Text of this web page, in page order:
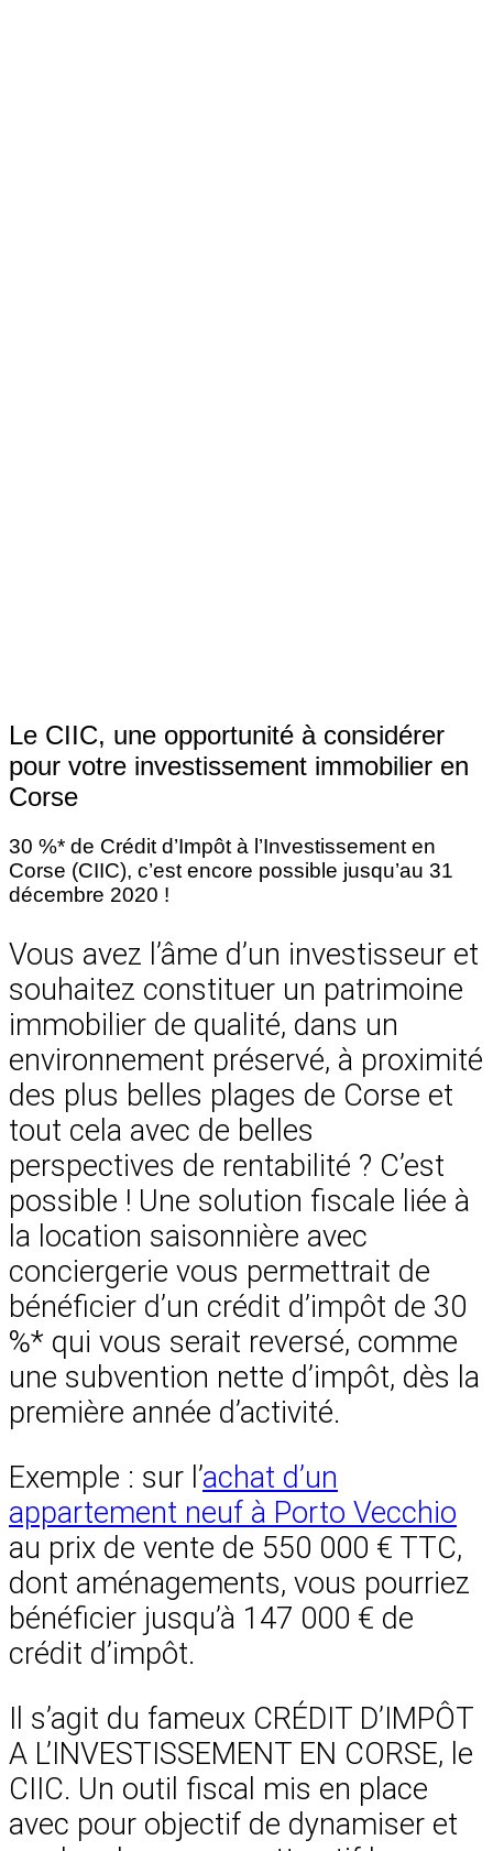
Le CIIC, une opportunité à considérer
pour votre investissement immobilier en
Corse
30 %* de Crédit d’Impôt à l’Investissement en
Corse (CIIC), c’est encore possible jusqu’au 31
décembre 2020 !
Vous avez l’âme d’un investisseur et
souhaitez constituer un patrimoine
immobilier de qualité, dans un
environnement préservé, à proximité
des plus belles plages de Corse et
tout cela avec de belles
perspectives de rentabilité ? C’est
possible ! Une solution fiscale liée à
la location saisonnière avec
conciergerie vous permettrait de
bénéficier d’un crédit d’impôt de 30
%* qui vous serait reversé, comme
une subvention nette d’impôt, dès la
première année d’activité.
Exemple : sur l’achat d’un
appartement neuf à Porto Vecchio
au prix de vente de 550 000 € TTC,
dont aménagements, vous pourriez
bénéficier jusqu’à 147 000 € de
crédit d’impôt.
Il s’agit du fameux CRÉDIT D’IMPÔT
A L’INVESTISSEMENT EN CORSE, le
CIIC. Un outil fiscal mis en place
avec pour objectif de dynamiser et